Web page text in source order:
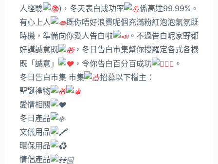
人經驗
)，冬天表白成功率
係高達99.99%。
有心上人
既你唔好浪費呢個充滿粉紅泡泡氣氛既
時機，準備向你愛人告白啦
。不過告白呢家野都
好講誠意既
，冬日告白市集幫你搜羅定各式各樣
既「誠意」
，令你告白百分百成功
。
冬日告白市集 市集
招募以下檔主：
聖誕禮物
愛情相關
冬日產品
文儀用品
環保用品
情侶產品